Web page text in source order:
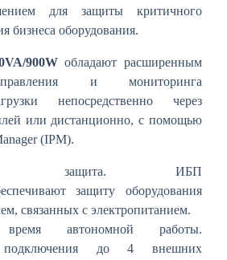
для защиты критичного
бизнеса оборудования.
900Wобладают расширенным
и мониторинга
непосредственно через
или дистанционно, с помощью
(IPM).
защита. ИБП
защиту оборудования
связанных с электропитанием.
время автономной работы.
подключения до 4 внешних